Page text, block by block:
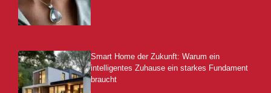
Smart Home der Zukunft: Warum ein
intelligentes Zuhause ein starkes Fundament
braucht